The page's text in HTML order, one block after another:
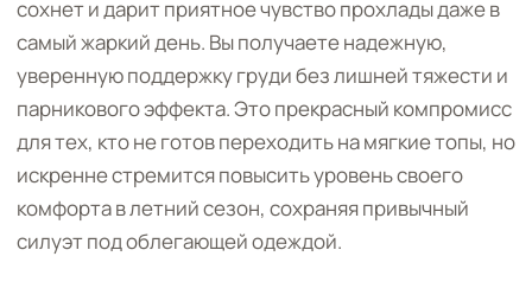
сохнет и дарит приятное чувство прохлады даже в
самый жаркий день. Вы получаете надежную,
уверенную поддержку груди без лишней тяжести и
парникового эффекта. Это прекрасный компромисс
для тех, кто не готов переходить на мягкие топы, но
искренне стремится повысить уровень своего
комфорта в летний сезон, сохраняя привычный
силуэт под облегающей одеждой.